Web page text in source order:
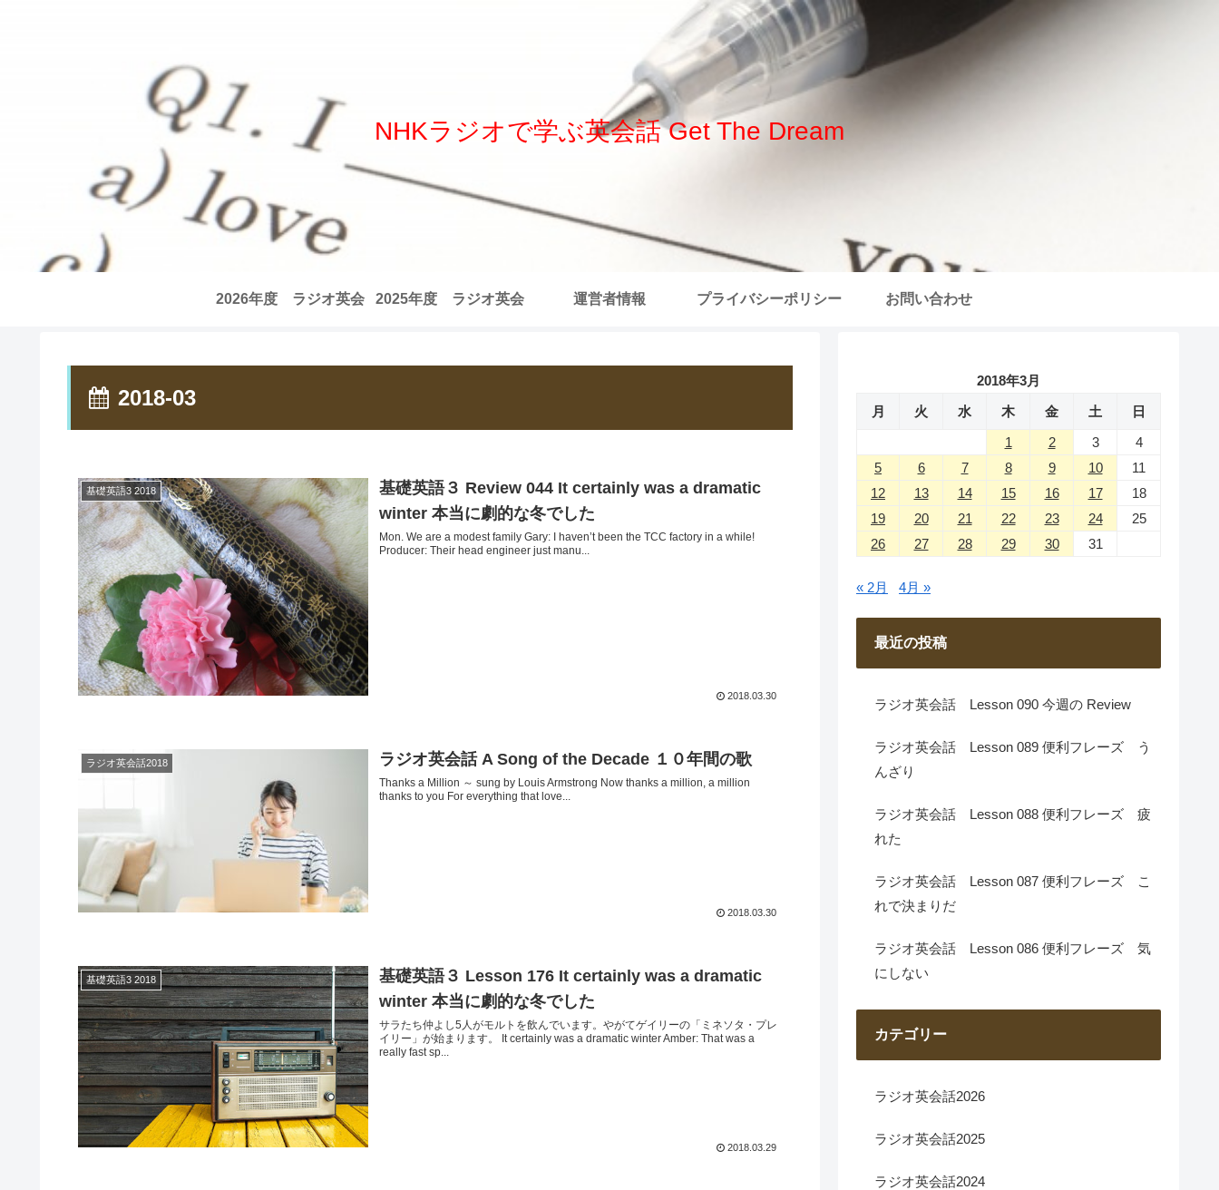
NHKラジオで学ぶ英会話 Get The Dream
2026年度 ラジオ英会 2025年度 ラジオ英会 運営者情報 プライバシーポリシー お問い合わせ
2018-03
基礎英語3 2018
基礎英語３ Review 044 It certainly was a dramatic
winter 本当に劇的な冬でした
Mon. We are a modest family Gary: I haven’t been the TCC factory in a while!
Producer: Their head engineer just manu...
2018.03.30
ラジオ英会話2018 ラジオ英会話 A Song of the Decade １０年間の歌
Thanks a Million ～ sung by Louis Armstrong Now thanks a million, a million
thanks to you For everything that love...
2018.03.30
基礎英語3 2018
基礎英語３ Lesson 176 It certainly was a dramatic
winter 本当に劇的な冬でした
サラたち仲よし5人がモルトを飲んでいます。やがてゲイリーの「ミネソタ・プレ
イリー」が始まります。 It certainly was a dramatic winter Amber: That was a
really fast sp...
2018.03.29
2018年3月
月
火 水 木 金 土
日
1
2 3
4
5
6 7 8 9 10
11
12
13 14 15 16 17
18
19
20 21 22 23 24
25
26
27 28 29 30 31
« 2月 4月 »
最近の投稿
ラジオ英会話 Lesson 090 今週の Review
ラジオ英会話 Lesson 089 便利フレーズ う
んざり
ラジオ英会話 Lesson 088 便利フレーズ 疲
れた
ラジオ英会話 Lesson 087 便利フレーズ こ
れで決まりだ
ラジオ英会話 Lesson 086 便利フレーズ 気
にしない
カテゴリー
ラジオ英会話2026
ラジオ英会話2025
ラジオ英会話2024